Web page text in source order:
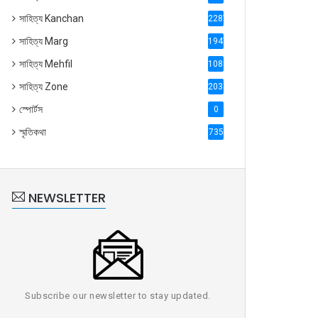
সাহিত্য Kanchan 2287
সাহিত্য Marg 1947
সাহিত্য Mehfil 1088
সাহিত্য Zone 2035
স্পোর্টস 0
স্মৃতিকথা 735
NEWSLETTER
Subscribe our newsletter to stay updated.